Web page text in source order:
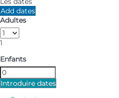
Add dates
Adultes
1
Enfants
Introduire dates